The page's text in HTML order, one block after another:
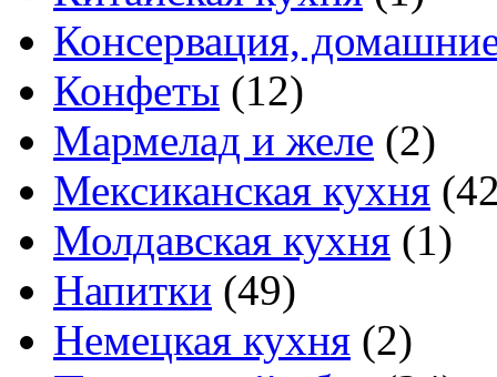
Консервация,
Конфеты (12)
Мармелад и желе (2)
Мексиканская кухня
Молдавская кухня (1)
Напитки (49)
Немецкая кухня (2)